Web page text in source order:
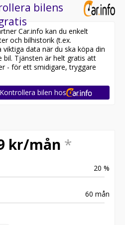
finansiering. Välkommen
för visning och
bilens
Car.info kan du enkelt
och bilhistorik (t.ex.
data när du ska köpa din
bil. Tjänsten är helt gratis att
- för ett smidigare, tryggare
bilen hos
kr/mån *
20 %
60 mån